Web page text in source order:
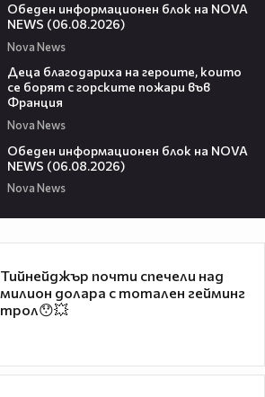
Обеден информационен блок на NOVA
NEWS (06.08.2026)
Nova News
Деца благодариха на героите, които
се борят с горските пожари във
Франция
Nova News
Обеден информационен блок на NOVA
NEWS (06.08.2026)
Nova News
Тийнейджър почти спечели над
милион долара с тотален гейминг
трол😯💥